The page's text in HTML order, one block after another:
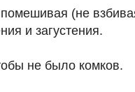
(не
и загустения.
не было комков.